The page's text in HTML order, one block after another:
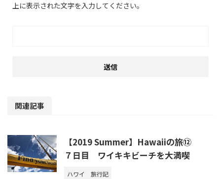
上に表示された文字を入力してください。
関連記事
【2019 Summer】Hawaiiの旅⑫
７日目 ワイキキビーチを大満喫
ハワイ 旅行記